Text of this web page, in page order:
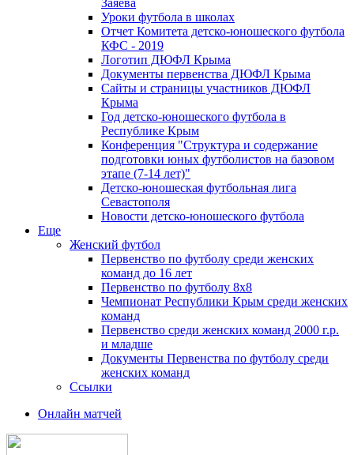
Заяева
Уроки футбола в школах
Отчет Комитета детско-юношеского футбола
КФС - 2019
Логотип ДЮФЛ Крыма
Документы первенства ДЮФЛ Крыма
Сайты и страницы участников ДЮФЛ
Крыма
Год детско-юношеского футбола в
Республике Крым
Конференция "Структура и содержание
подготовки юных футболистов на базовом
этапе (7-14 лет)"
Детско-юношеская футбольная лига
Севастополя
Новости детско-юношеского футбола
Еще
Женский футбол
Первенство по футболу среди женских
команд до 16 лет
Первенство по футболу 8х8
Чемпионат Республики Крым среди женских
команд
Первенство среди женских команд 2000 г.р.
и младше
Документы Первенства по футболу среди
женских команд
Ссылки
Онлайн матчей